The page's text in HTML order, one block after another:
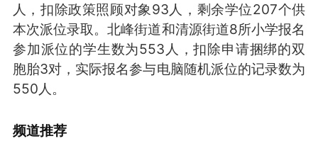
人，扣除政策照顾对象93人，剩余学位207个供
本次派位录取。北峰街道和清源街道8所小学报名
参加派位的学生数为553人，扣除申请捆绑的双
胞胎3对，实际报名参与电脑随机派位的记录数为
550人。
频道推荐